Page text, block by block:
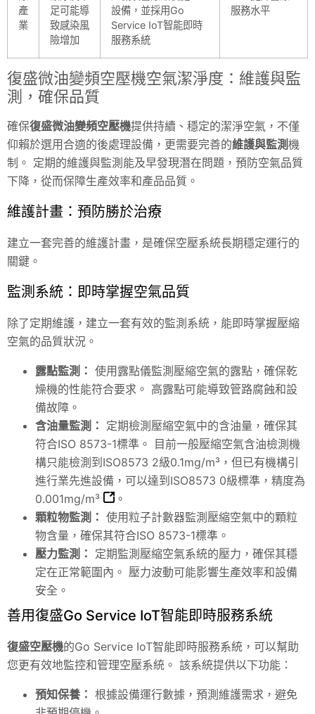
產
業
足可能導
致感染風
險增加
設備，並採用Go
Service IoT智能即時
服務系統
服務水平
復盛微油變頻空壓機空氣潔淨度：維護與監
測，確保品質
確保復盛微油變頻空壓機提供持續、穩定的潔淨空氣，不僅
仰賴於選用合適的後處理設備，更需要完善的維護與監測機
制。 定期的維護與監測能及早發現潛在問題，預防空氣品質
下降，從而保障生產效率和產品品質。
維護計畫：預防勝於治療
建立一套完善的維護計畫，是確保空壓系統長期穩定運行的
關鍵。
監測系統：即時掌握空氣品質
除了定期維護，建立一套有效的監測系統，能即時掌握壓縮
空氣的品質狀況。
露點監測： 使用露點儀監測壓縮空氣的露點，確保乾
燥機的性能符合要求。 高露點可能導致管路腐蝕和設
備故障。
含油量監測： 定期檢測壓縮空氣中的含油量，確保其
符合ISO 8573-1標準。 目前一般壓縮空氣含油檢測機
構只能檢測到ISO8573 2級0.1mg/m³，但已有機構引
進行業先進設備，可以達到ISO8573 0級標準，精度為
0.001mg/m³
。
顆粒物監測： 使用粒子計數器監測壓縮空氣中的顆粒
物含量，確保其符合ISO 8573-1標準。
壓力監測： 定期監測壓縮空氣系統的壓力，確保其穩
定在正常範圍內。 壓力波動可能影響生產效率和設備
安全。
善用復盛Go Service IoT智能即時服務系統
復盛空壓機的Go Service IoT智能即時服務系統，可以幫助
您更有效地監控和管理空壓系統。 該系統提供以下功能：
預知保養： 根據設備運行數據，預測維護需求，避免